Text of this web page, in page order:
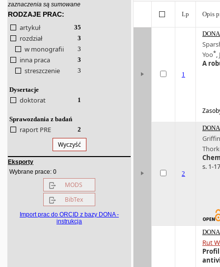
zaznaczenia są sumowane
RODZAJE PRAC:
artykuł 35
rozdział 3
w monografii 3
inna praca 3
streszczenie 3
Dysertacje
doktorat 1
Sprawozdania z badań
raport PRE 2
Wyczyść
Eksporty
Wybrane prace: 0
MODS
BibTex
Import prac do ORCID z bazy DONA -
instrukcja
Lp Opis
1
Yoo*,
A
2
s. 1-
Rut